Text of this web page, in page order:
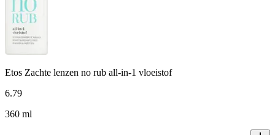
Etos Zachte lenzen no rub all-in-1 vloeistof
6.79
360 ml